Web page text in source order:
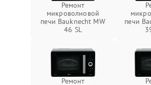
Ремонт
микроволновой
печи Bauknecht MW
46 SL
печи
Ремонт